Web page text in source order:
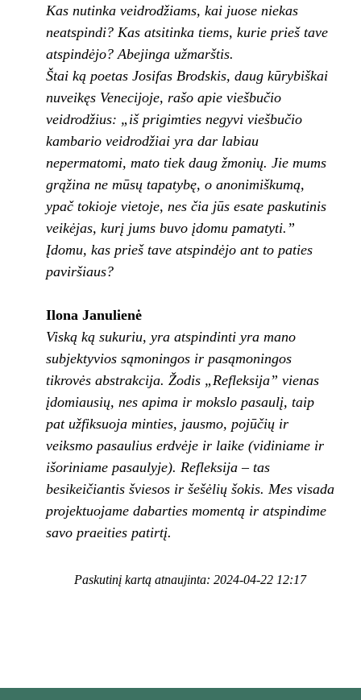
Kas nutinka veidrodžiams, kai juose niekas
neatspindi? Kas atsitinka tiems, kurie prieš tave
atspindėjo? Abejinga užmarštis.
Štai ką poetas Josifas Brodskis, daug kūrybiškai
nuveikęs Venecijoje, rašo apie viešbučio
veidrodžius: „iš prigimties negyvi viešbučio
kambario veidrodžiai yra dar labiau
nepermatomi, mato tiek daug žmonių. Jie mums
grąžina ne mūsų tapatybę, o anonimiškumą,
ypač tokioje vietoje, nes čia jūs esate paskutinis
veikėjas, kurį jums buvo įdomu pamatyti.”
Įdomu, kas prieš tave atspindėjo ant to paties
paviršiaus?
Ilona Janulienė
Viską ką sukuriu, yra atspindinti yra mano
subjektyvios sąmoningos ir pasąmoningos
tikrovės abstrakcija. Žodis „Refleksija” vienas
įdomiausių, nes apima ir mokslo pasaulį, taip
pat užfiksuoja minties, jausmo, pojūčių ir
veiksmo pasaulius erdvėje ir laike (vidiniame ir
išoriniame pasaulyje). Refleksija – tas
besikeičiantis šviesos ir šešėlių šokis. Mes visada
projektuojame dabarties momentą ir atspindime
savo praeities patirtį.
Paskutinį kartą atnaujinta: 2024-04-22 12:17